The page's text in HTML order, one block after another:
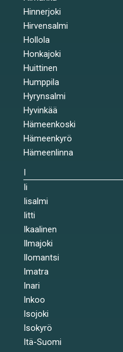
Hinnerjoki
Hirvensalmi
Hollola
Honkajoki
Huittinen
Humppila
Hyrynsalmi
Hyvinkää
Hämeenkoski
Hämeenkyrö
Hämeenlinna
I
Ii
Iisalmi
Iitti
Ikaalinen
Ilmajoki
Ilomantsi
Imatra
Inari
Inkoo
Isojoki
Isokyrö
Itä-Suomi